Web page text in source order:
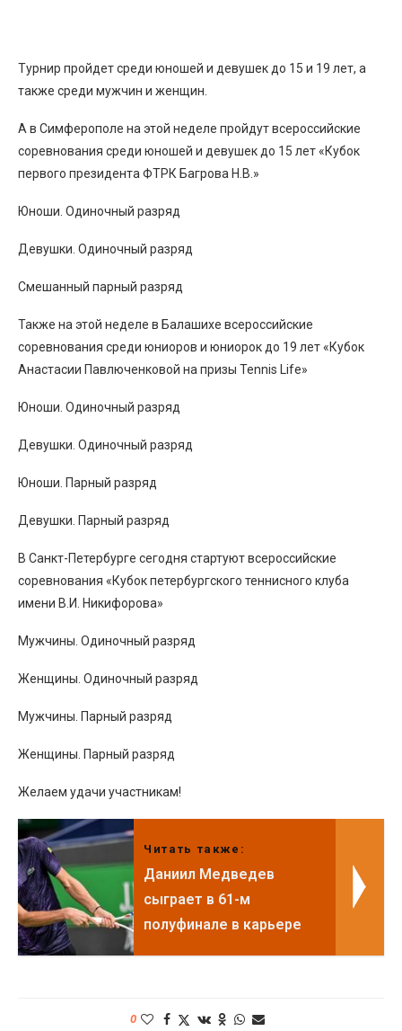
Турнир пройдет среди юношей и девушек до 15 и 19 лет, а
также среди мужчин и женщин.
А в Симферополе на этой неделе пройдут всероссийские
соревнования среди юношей и девушек до 15 лет «Кубок
первого президента ФТРК Багрова Н.В.»
Юноши. Одиночный разряд
Девушки. Одиночный разряд
Смешанный парный разряд
Также на этой неделе в Балашихе всероссийские
соревнования среди юниоров и юниорок до 19 лет «Кубок
Анастасии Павлюченковой на призы Tennis Life»
Юноши. Одиночный разряд
Девушки. Одиночный разряд
Юноши. Парный разряд
Девушки. Парный разряд
В Санкт-Петербурге сегодня стартуют всероссийские
соревнования «Кубок петербургского теннисного клуба
имени В.И. Никифорова»
Мужчины. Одиночный разряд
Женщины. Одиночный разряд
Мужчины. Парный разряд
Женщины. Парный разряд
Желаем удачи участникам!
Читать также:
Даниил Медведев
сыграет в 61-м
полуфинале в карьере
0